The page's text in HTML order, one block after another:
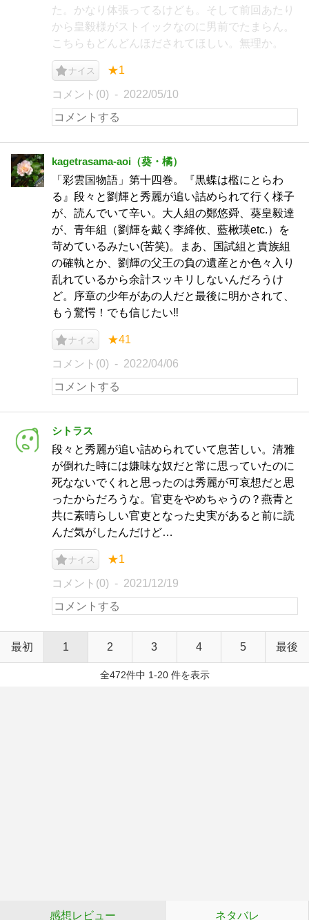
た。かなり体張ってるけども。そして前回あたり
から皇毅様がストイックなのに男前でたまらん。
こちらもどんどんほだされてほしい。無理か。
ナイス ★1
コメント(0) 2022/05/10
kagetrasama-aoi（葵・橘）
「彩雲国物語」第十四巻。『黒蝶は檻にとらわ
る』段々と劉輝と秀麗が追い詰められて行く様子
が、読んでいて辛い。大人組の鄭悠舜、葵皇毅達
が、青年組（劉輝を戴く李絳攸、藍楸瑛etc.）を
苛めているみたい(苦笑)。まあ、国試組と貴族組
の確執とか、劉輝の父王の負の遺産とか色々入り
乱れているから余計スッキリしないんだろうけ
ど。序章の少年があの人だと最後に明かされて、
もう驚愕！でも信じたい‼️
ナイス ★41
コメント(0) 2022/04/06
シトラス
段々と秀麗が追い詰められていて息苦しい。清雅
が倒れた時には嫌味な奴だと常に思っていたのに
死なないでくれと思ったのは秀麗が可哀想だと思
ったからだろうな。官吏をやめちゃうの？燕青と
共に素晴らしい官吏となった史実があると前に読
んだ気がしたんだけど…
ナイス ★1
コメント(0) 2021/12/19
最初 1 2 3 4 5 最後
全472件中 1-20 件を表示
感想レビュー ネタバレ